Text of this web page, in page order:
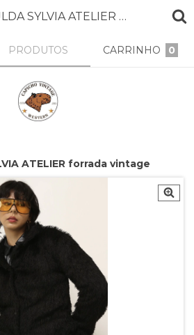
CASACO FELPULDA SYLVIA ATELIER FORRADA VINTAGE
PRODUTOS CARRINHO 0
ATELIER forrada vintage